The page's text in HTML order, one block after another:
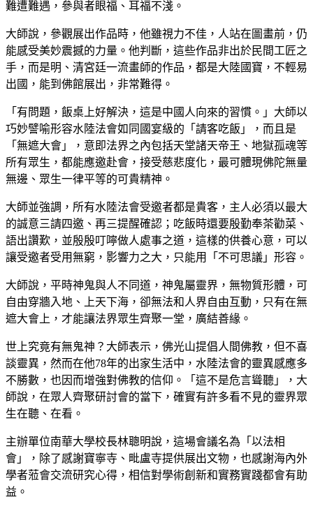
難遭難遇，參與者眼福、耳福不淺。
大師說，參觀展出作品時，他雖視力不佳，人站在圖畫前，仍
能感受美妙震撼的力量。他判斷，這些作品非出於民間工匠之
手，而是明、清宮廷一流畫師的作品，都是大陸國寶，不輕易
出國，能到佛館展出，非常難得。
「有問題，飯桌上好解決，這是中國人向來的習慣。」大師以
巧妙譬喻形容水陸法會如同國宴級的「請客吃飯」，而且是
「無遮大會」，意即法界之內包括天堂諸天帝王、地獄孤魂等
所有眾生，都能應邀赴會，接受慈悲度化，最可體現佛陀無量
無邊、眾生一律平等的可貴精神。
大師並強調，所有水陸法會受邀者都是貴客，主人必須以最大
的誠意三請四邀、再三提醒確認；吃飯時還要殷勤奉茶勸菜、
語出讚歎，並殷殷叮嚀做人處事之道，這樣的供養心意，可以
讓受邀者受用無窮，影響力之大，只能用「不可思議」形容。
大師說，平時神鬼與人不同道，神鬼屬靈界，無物質形體，可
自由穿牆入地、上天下海，卻無法和人界自由互動，只有在無
遮大會上，才能讓法界眾生齊聚一堂，廣結善緣。
世上究竟有無鬼神？大師表示，佛光山提倡人間佛教，但不喜
談靈異，然而在他78年的出家生活中，水陸法會的靈異感應多
不勝數，也因而增強對佛教的信仰。「這不是危言聳聽」，大
師說，在眾人齊聚研討會的當下，確實有許多看不見的靈界眾
生在聽、在看。
主辦單位南華大學校長林聰明說，這場會議名為「以法相
會」，除了感謝寶寧寺、毗盧寺提供展出文物，也感謝海內外
學者蒞會交流研究心得，相信對學術創新和實務實踐都會有助
益。